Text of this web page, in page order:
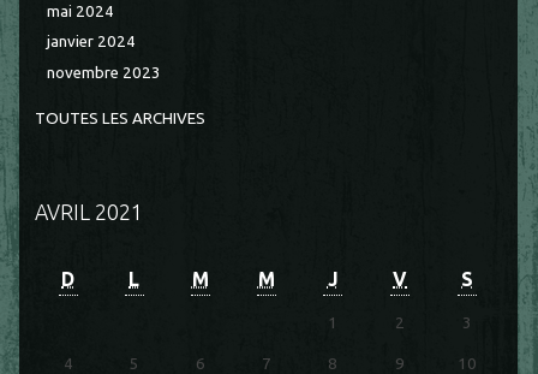
mai 2024
janvier 2024
novembre 2023
TOUTES LES ARCHIVES
AVRIL 2021
D L M M J V S
1 2 3
4 5 6 7 8 9 10